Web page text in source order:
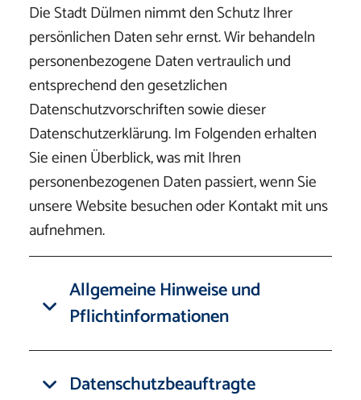
Die Stadt Dülmen nimmt den Schutz Ihrer
persönlichen Daten sehr ernst. Wir behandeln
personenbezogene Daten vertraulich und
entsprechend den gesetzlichen
Datenschutzvorschriften sowie dieser
Datenschutzerklärung. Im Folgenden erhalten
Sie einen Überblick, was mit Ihren
personenbezogenen Daten passiert, wenn Sie
unsere Website besuchen oder Kontakt mit uns
aufnehmen.
Allgemeine Hinweise und
Pflichtinformationen
Datenschutzbeauftragte